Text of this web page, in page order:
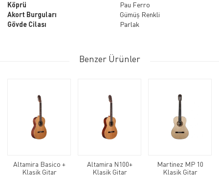
Köprü
Pau Ferro
Akort Burguları
Gümüş Renkli
Gövde Cilası
Parlak
Benzer Ürünler
Altamira Basico +
Klasik Gitar
Altamira N100+
Klasik Gitar
Martinez MP 10
Klasik Gitar